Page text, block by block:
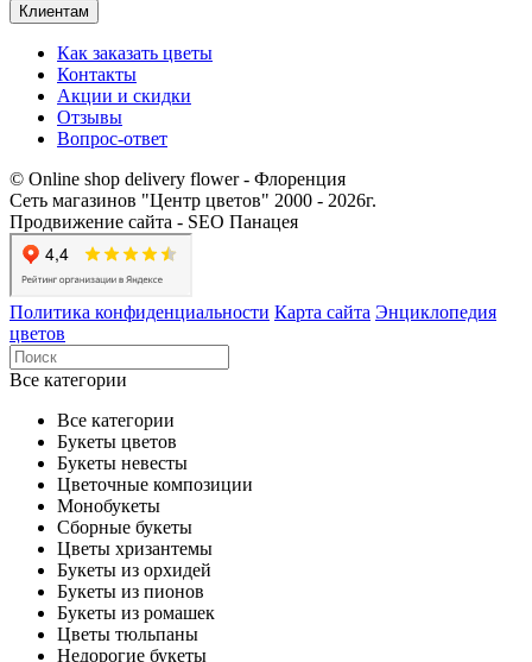
Клиентам
Как заказать цветы
Контакты​
Акции и скидки
Отзывы
Вопрос-ответ
© Online shop delivery flower - Флоренция
Сеть магазинов "Центр цветов" 2000 ‐ 2026г.
Продвижение сайта - SEO Панацея
Политика конфиденциальности Карта сайта Энциклопедия
цветов
Все категории
Все категории
Букеты цветов
Букеты невесты
Цветочные композиции
Монобукеты
Сборные букеты
Цветы хризантемы
Букеты из орхидей
Букеты из пионов
Букеты из ромашек
Цветы тюльпаны
Недорогие букеты